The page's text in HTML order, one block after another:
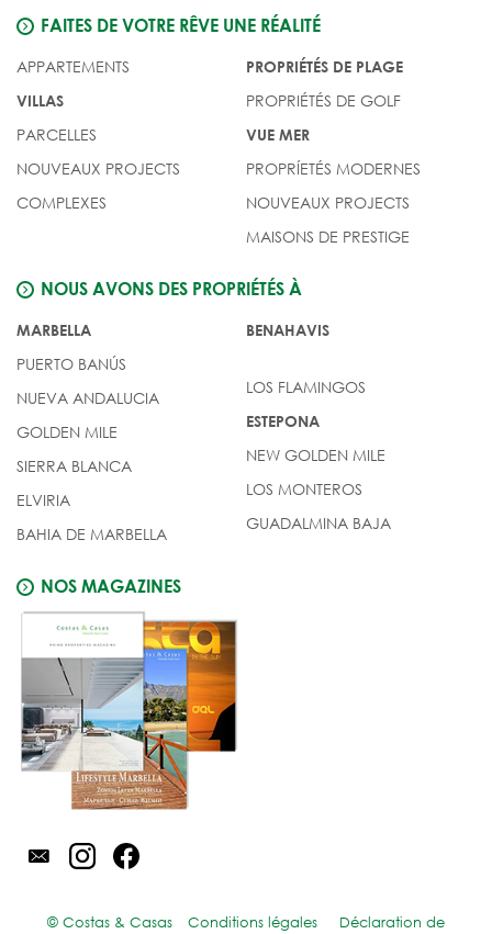
FAITES DE VOTRE RÊVE UNE RÉALITÉ
APPARTEMENTS
VILLAS
PARCELLES
NOUVEAUX PROJECTS
COMPLEXES
PROPRIÉTÉS DE PLAGE
PROPRIÉTÉS DE GOLF
VUE MER
PROPRÍETÉS MODERNES
NOUVEAUX PROJECTS
MAISONS DE PRESTIGE
NOUS AVONS DES PROPRIÉTÉS À
MARBELLA
PUERTO BANÚS
NUEVA ANDALUCIA
GOLDEN MILE
SIERRA BLANCA
ELVIRIA
BAHIA DE MARBELLA
BENAHAVIS
LOS FLAMINGOS
ESTEPONA
NEW GOLDEN MILE
LOS MONTEROS
GUADALMINA BAJA
NOS MAGAZINES
© Costas & Casas Conditions légales Déclaration de